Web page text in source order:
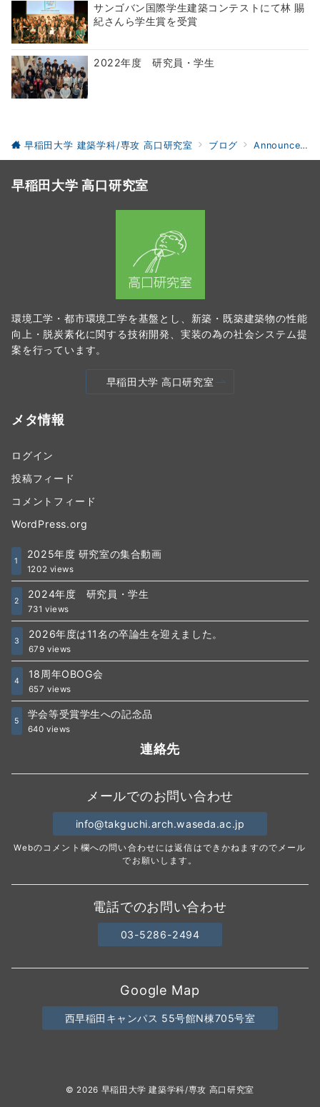
サンゴバン国際学生建築コンテストにて林 賜
紀さんら学生賞を受賞
2022年度 研究員・学生
早稲田大学 建築学科/専攻 高口研究室 ブログ Announcements
早稲田大学 高口研究室
環境工学・都市環境工学を基盤とし、新築・既築建築物の性能
向上・脱炭素化に関する技術開発、実装の為の社会システム提
案を行っています。
早稲田大学 高口研究室
メタ情報
ログイン
投稿フィード
コメントフィード
WordPress.org
1
2025年度 研究室の集合動画
1202 views
2
2024年度 研究員・学生
731 views
3
2026年度は11名の卒論生を迎えました。
679 views
4
18周年OBOG会
657 views
5
学会等受賞学生への記念品
640 views
連絡先
メールでのお問い合わせ
info@takguchi.arch.waseda.ac.jp
Webのコメント欄への問い合わせには返信はできかねますのでメール
でお願いします。
電話でのお問い合わせ
03-5286-2494
Google Map
西早稲田キャンパス 55号館N棟705号室
© 2026 早稲田大学 建築学科/専攻 高口研究室